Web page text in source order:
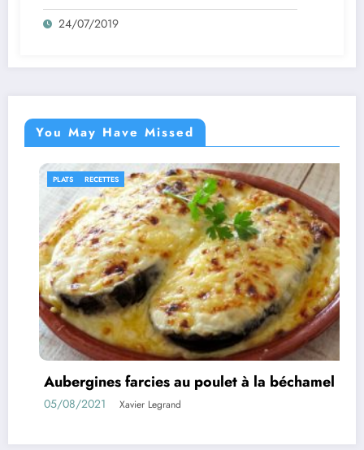
24/07/2019
You May Have Missed
PLATS RECETTES
Aubergines farcies au poulet à la béchamel
05/08/2021 Xavier Legrand